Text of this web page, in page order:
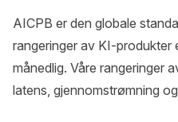
AICPB er den globale
rangeringer av KI-produkter
månedlig. Våre rangeringer
latens, gjennomstrømning